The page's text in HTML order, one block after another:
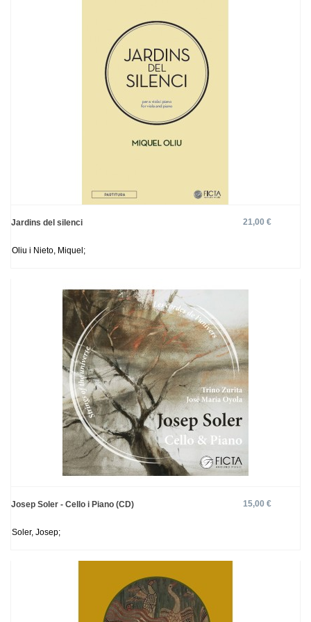
Jardins del silenci 21,00 €
Oliu i Nieto, Miquel;
Josep Soler - Cello i Piano (CD) 15,00 €
Soler, Josep;